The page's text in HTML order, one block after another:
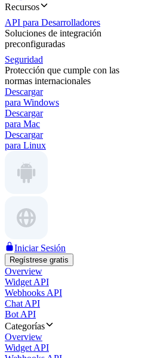
Recursos
API para Desarrolladores
Soluciones de integración
preconfiguradas
Seguridad
Protección que cumple con las
normas internacionales
Descargar
para Windows
Descargar
para Mac
Descargar
para Linux
Iniciar Sesión
Regístrese gratis
Overview
Widget API
Webhooks API
Chat API
Bot API
Categorías
Overview
Widget API